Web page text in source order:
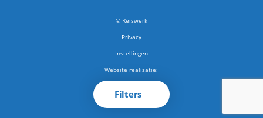
Filters
© Reiswerk
Privacy
Instellingen
Website realisatie: